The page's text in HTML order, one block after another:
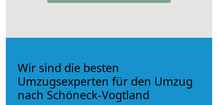
Wir sind die besten
Umzugsexperten für den Umzug
nach Schöneck-Vogtland